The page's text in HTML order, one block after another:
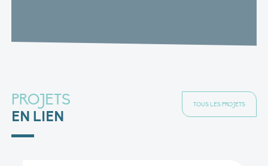
PROJETS
EN LIEN
TOUS LES PROJETS